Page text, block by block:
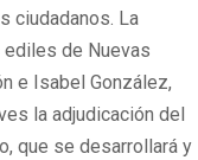
ciudadanos. La
ediles de Nuevas
e Isabel González,
la adjudicación del
que se desarrollará y